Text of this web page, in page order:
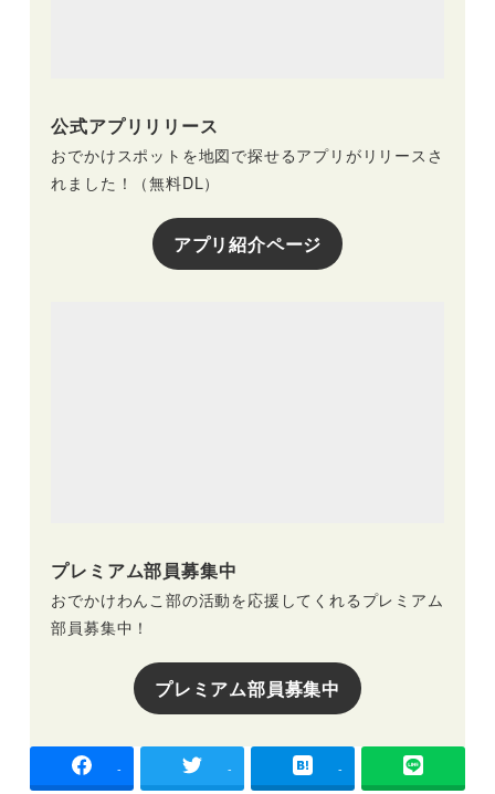
公式アプリリリース
おでかけスポットを地図で探せるアプリがリリースさ
れました！（無料DL）
アプリ紹介ページ
プレミアム部員募集中
おでかけわんこ部の活動を応援してくれるプレミアム
部員募集中！
プレミアム部員募集中
- - -